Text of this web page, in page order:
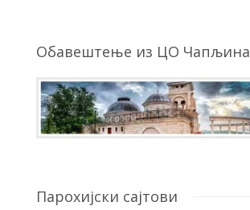
Обавештење из ЦО Чапљина
Парохијски сајтови